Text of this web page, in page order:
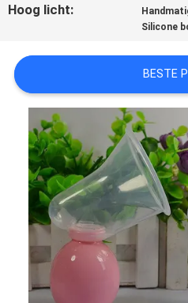
ALLE
SHOPPING
SITEMAP
PRIVACY
POLICY
Hoog licht:
Silicone
BESTE